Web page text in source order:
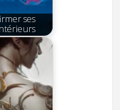
ses